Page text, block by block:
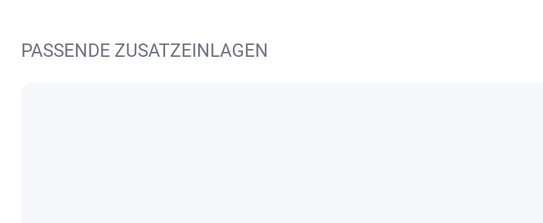
PASSENDE ZUSATZEINLAGEN